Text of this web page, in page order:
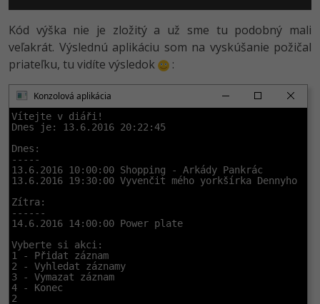
Kód výška nie je zložitý a už sme tu podobný mali
veľakrát. Výslednú aplikáciu som na vyskúšanie požičal
priateľku, tu vidíte výsledok
:
Konzolová aplikácia
Vítejte v diáři!
Dnes je: 13.6.2016 20:22:45
Dnes:
-----
13.6.2016 10:00:00 Shopping - Arkády Pankrác
13.6.2016 19:30:00 Vyvenčit mého yorkšírka Dennyho
Zítra:
------
14.6.2016 14:00:00 Power plate
Vyberte si akci:
1 - Přidat záznam
2 - Vyhledat záznamy
3 - Vymazat záznam
4 - Konec
2